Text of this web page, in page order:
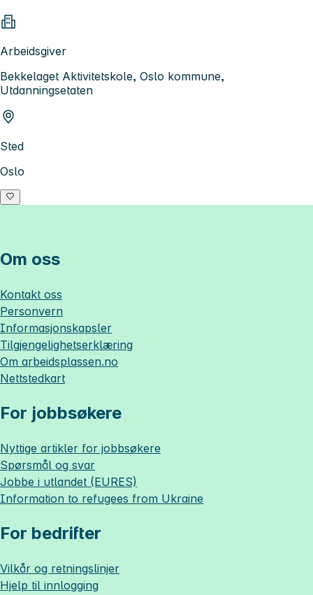
Arbeidsgiver
Bekkelaget Aktivitetskole, Oslo kommune,
Utdanningsetaten
Sted
Oslo
Om oss
Kontakt oss
Personvern
Informasjonskapsler
Tilgjengelighetserklæring
Om arbeidsplassen.no
Nettstedkart
For jobbsøkere
Nyttige artikler for jobbsøkere
Spørsmål og svar
Jobbe i utlandet (EURES)
Information to refugees from Ukraine
For bedrifter
Vilkår og retningslinjer
Hjelp til innlogging